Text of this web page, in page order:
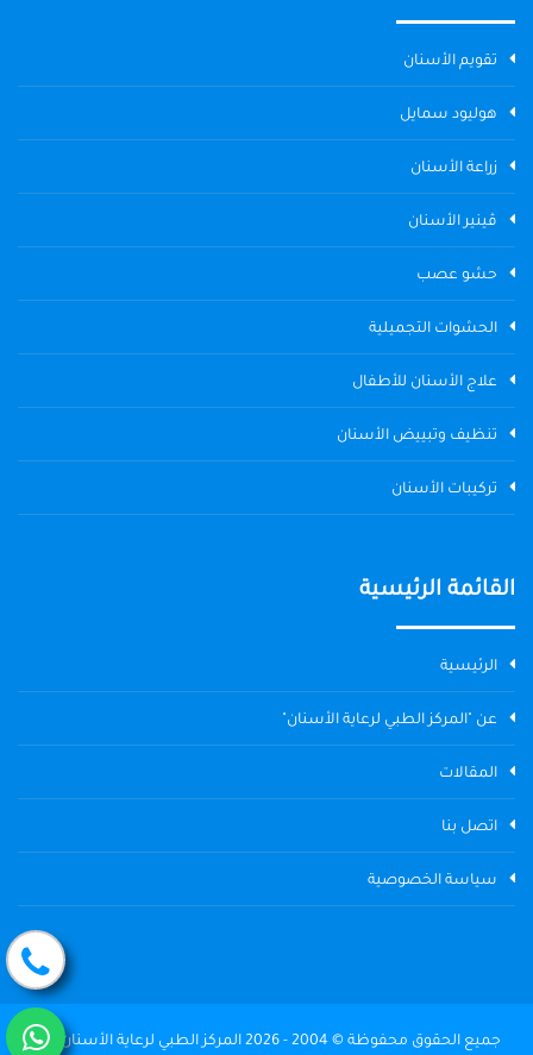
تقويم الأسنان
هوليود سمايل
زراعة الأسنان
ڤينير الأسنان
حشو عصب
الحشوات التجميلية
علاج الأسنان للأطفال
تنظيف وتبييض الأسنان
تركيبات الأسنان
القائمة الرئيسية
الرئيسية
عن "المركز الطبي لرعاية الأسنان"
المقالات
اتصل بنا
سياسة الخصوصية
جميع الحقوق محفوظة © 2004 - 2026 المركز الطبي لرعاية الأسنان The